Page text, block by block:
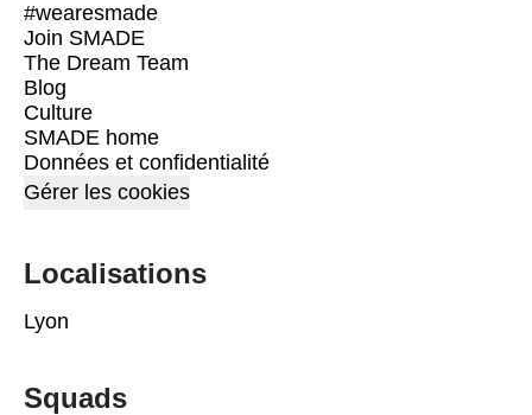
#wearesmade
Join SMADE
The Dream Team
Blog
Culture
SMADE home
Données et confidentialité
Gérer les cookies
Localisations
Lyon
Squads